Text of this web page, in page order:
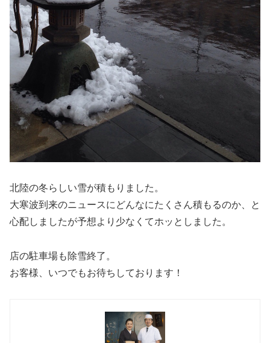
北陸の冬らしい雪が積もりました。
大寒波到来のニュースにどんなにたくさん積もるのか、と
心配しましたが予想より少なくてホッとしました。
店の駐車場も除雪終了。
お客様、いつでもお待ちしております！